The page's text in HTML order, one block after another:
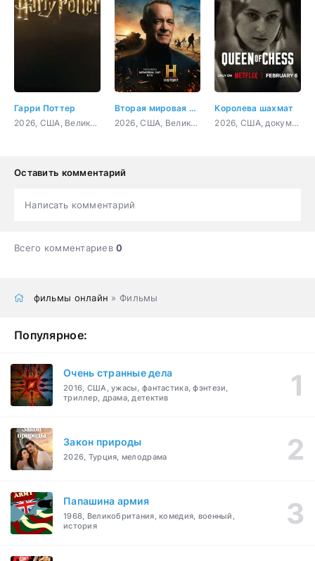
Гарри Поттер
2026, США, Великобритания, фэнтези, приключения, драма
Вторая мировая война с Томом Хэнксом
2026, США, Великобритания, документальный, военный, история
Королева шахмат
2026, США, документальный, биография
Оставить комментарий
Написать комментарий
Всего комментариев0
фильмы онлайн » Фильмы
Популярное:
Очень странные дела
2016, США, ужасы, фантастика, фэнтези,
триллер, драма, детектив
Закон природы
2026, Турция, мелодрама
Папашина армия
1968, Великобритания, комедия, военный,
история